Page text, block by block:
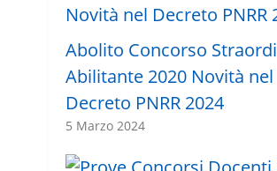
Abolito Concorso
Abilitante 2020 Novità nel
Decreto PNRR 2024
5 Marzo 2024